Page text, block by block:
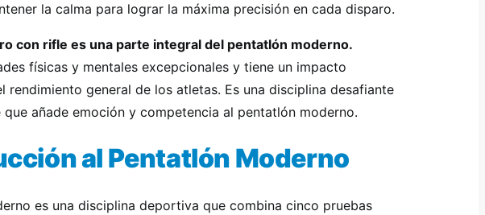
la calma para lograr la máxima precisión en cada disparo.
con rifle es una parte integral del pentatlón moderno.
físicas y mentales excepcionales y tiene un impacto
rendimiento general de los atletas. Es una disciplina desafiante
añade emoción y competencia al pentatlón moderno.
al Pentatlón Moderno
es una disciplina deportiva que combina cinco pruebas